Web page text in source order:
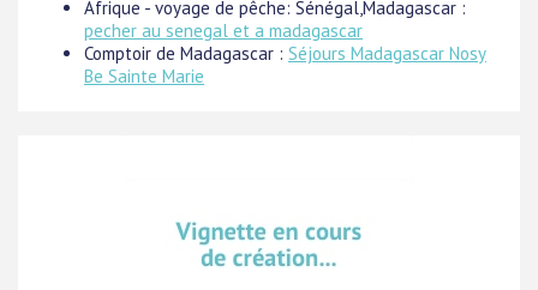
Afrique - voyage de pêche: Sénégal,Madagascar :
pecher au senegal et a madagascar
Comptoir de Madagascar : Séjours Madagascar Nosy
Be Sainte Marie